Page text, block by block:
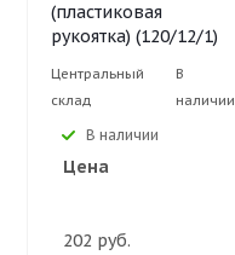
(пластиковая
рукоятка) (120/12/1)
Центральный
склад
В
наличии
В наличии
Цена
202 руб.